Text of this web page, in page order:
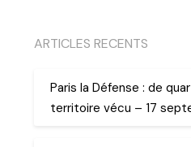
ARTICLES RECENTS
Paris la Défense : de
territoire vécu – 17